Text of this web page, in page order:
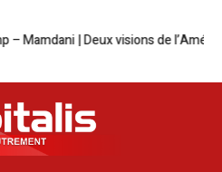
| Deux visions de l’Amérique se